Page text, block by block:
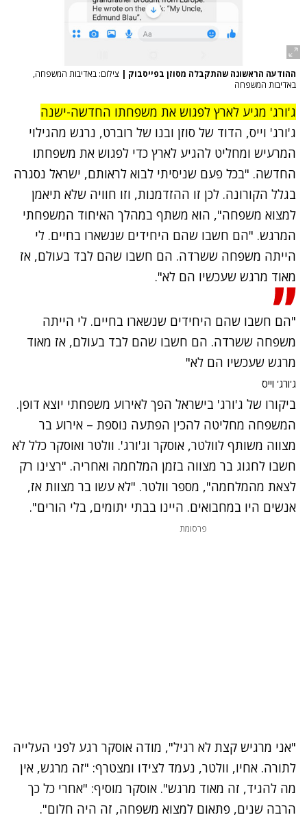
ההודעה הראשונה שהתקבלה מסוזן בפייסבוק | צילום: באדיבות המשפחה,
באדיבות המשפחה
ג'ורג' מגיע לארץ לפגוש את משפחתו החדשה-ישנה
ג'ורג' וייס, הדוד של סוזן ובנו של רוברט, נרגש מהגילוי
המרעיש ומחליט להגיע לארץ כדי לפגוש את משפחתו
החדשה. "בכל פעם שניסיתי לבוא לראותם, ישראל נסגרה
בגלל הקורונה. לכן זו ההזדמנות, וזו חוויה שלא תיאמן
למצוא משפחה", הוא משתף במהלך האיחוד המשפחתי
המרגש. "הם חשבו שהם היחידים שנשארו בחיים. לי
הייתה משפחה ששרדה. הם חשבו שהם לבד בעולם, אז
מאוד מרגש שעכשיו הם לא".
"הם חשבו שהם היחידים שנשארו בחיים. לי הייתה
משפחה ששרדה. הם חשבו שהם לבד בעולם, אז מאוד
מרגש שעכשיו הם לא"
ג'ורג' וייס
ביקורו של ג'ורג' בישראל הפך לאירוע משפחתי יוצא דופן.
המשפחה מחליטה להכין הפתעה נוספת – אירוע בר
מצווה משותף לוולטר, אוסקר וג'ורג'. וולטר ואוסקר כלל לא
חשבו לחגוג בר מצווה בזמן המלחמה ואחריה. "רצינו רק
לצאת מהמלחמה", מספר וולטר. "לא עשו בר מצוות אז,
אנשים היו במחבואים. היינו בבתי יתומים, בלי הורים".
פרסומת
"אני מרגיש קצת לא רגיל", מודה אוסקר רגע לפני העלייה
לתורה. אחיו, וולטר, נעמד לצידו ומצטרף: "זה מרגש, אין
מה להגיד, זה מאוד מרגש". אוסקר מוסיף: "אחרי כל כך
הרבה שנים, פתאום למצוא משפחה, זה היה חלום".